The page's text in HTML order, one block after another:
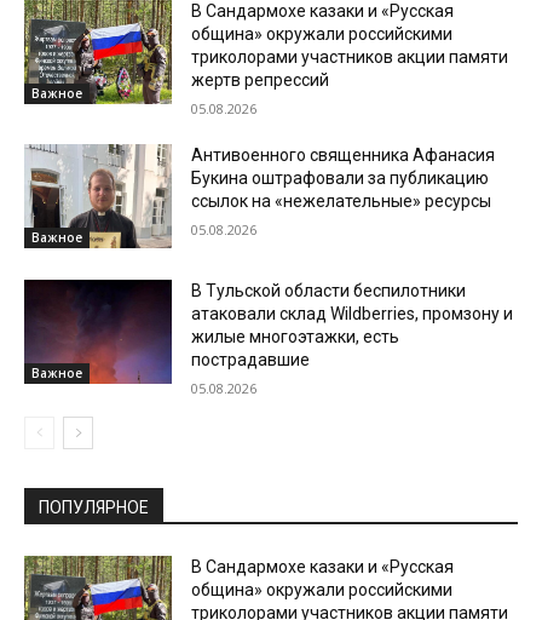
Важное
В Сандармохе казаки и «Русская
община» окружали российскими
триколорами участников акции памяти
жертв репрессий
05.08.2026
Важное
Антивоенного священника Афанасия
Букина оштрафовали за публикацию
ссылок на «нежелательные» ресурсы
05.08.2026
Важное
В Тульской области беспилотники
атаковали склад Wildberries, промзону и
жилые многоэтажки, есть
пострадавшие
05.08.2026
ПОПУЛЯРНОЕ
В Сандармохе казаки и «Русская
община» окружали российскими
триколорами участников акции памяти